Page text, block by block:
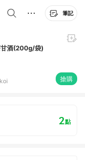
筆記
甘酒(200g/袋)
搶購
2點